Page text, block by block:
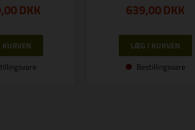
DKK 639,00DKK
Bestillingsvare